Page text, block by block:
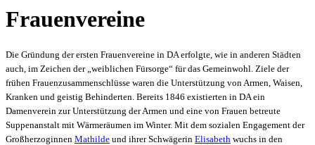
Frauenvereine
Die Gründung der ersten Frauenvereine in DA erfolgte, wie in anderen Städten
auch, im Zeichen der „weiblichen Fürsorge“ für das Gemeinwohl. Ziele der
frühen Frauenzusammenschlüsse waren die Unterstützung von Armen, Waisen,
Kranken und geistig Behinderten. Bereits 1846 existierten in DA ein
Damenverein zur Unterstützung der Armen und eine von Frauen betreute
Suppenanstalt mit Wärmeräumen im Winter. Mit dem sozialen Engagement der
Großherzoginnen Mathilde und ihrer Schwägerin Elisabeth wuchs in den